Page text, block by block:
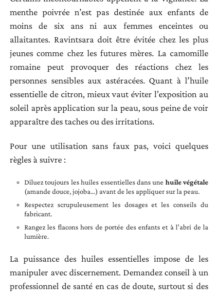
menthe poivrée n’est pas destinée aux enfants de
moins de six ans ni aux femmes enceintes ou
allaitantes. Ravintsara doit être évitée chez les plus
jeunes comme chez les futures mères. La camomille
romaine peut provoquer des réactions chez les
personnes sensibles aux astéracées. Quant à l’huile
essentielle de citron, mieux vaut éviter l’exposition au
soleil après application sur la peau, sous peine de voir
apparaître des taches ou des irritations.
Pour une utilisation sans faux pas, voici quelques
règles à suivre :
Diluez toujours les huiles essentielles dans une huile végétale
(amande douce, jojoba…) avant de les appliquer sur la peau.
Respectez scrupuleusement les dosages et les conseils du
fabricant.
Rangez les flacons hors de portée des enfants et à l’abri de la
lumière.
La puissance des huiles essentielles impose de les
manipuler avec discernement. Demandez conseil à un
professionnel de santé en cas de doute, surtout si des